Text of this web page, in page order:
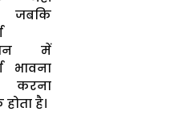
जबकि
में
भावना
करना
है।